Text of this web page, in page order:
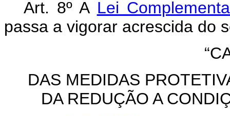
Art. 8º A Lei
passa a vigorar acrescida do
DAS MEDIDAS
DA REDUÇÃO A